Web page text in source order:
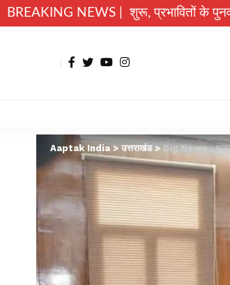
BREAKING NEWS |
शुरू, प्रभावितों के पुनर्वास को मिलेगी नई
Aaptak India > उत्तराखंड> Big News : मुख्य